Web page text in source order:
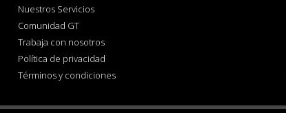
Nuestros Servicios
Comunidad GT
Trabaja con nosotros
Política de privacidad
Términos y condiciones